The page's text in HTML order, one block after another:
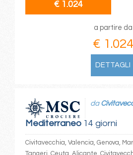
€ 1.024
a partire da
€ 1.024
DETTAGLI
Mediterraneo14 giorni
da
Civitavecchia, Valencia, Genova,
Tangeri, Ceuta, Alicante,